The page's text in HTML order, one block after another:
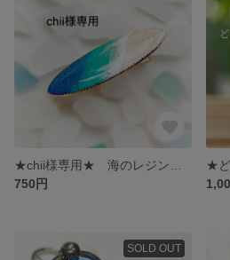
750円
SOLD OUT